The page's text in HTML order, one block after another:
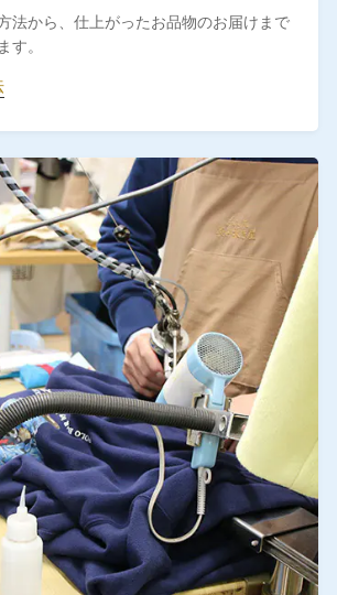
法から、仕上がったお品物のお届けまで
す。